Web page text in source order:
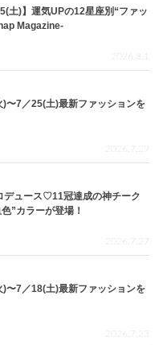
土)】運気UPの12星座別“ファッ
Magazine-
2026.8.1
)〜7／25(土)最新ファッションを
2026.7.29
デュース♡11冠達成の神チーク
”カラーが登場！
2026.7.27
)〜7／18(土)最新ファッションを
2026.7.23